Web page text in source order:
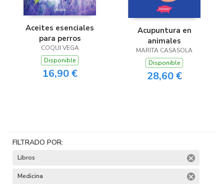
Aceites esenciales
para perros
COQUI VEGA
Disponible
16,90 €
Acupuntura en
animales
MARITA CASASOLA
Disponible
28,60 €
FILTRADO POR:
Libros
Medicina